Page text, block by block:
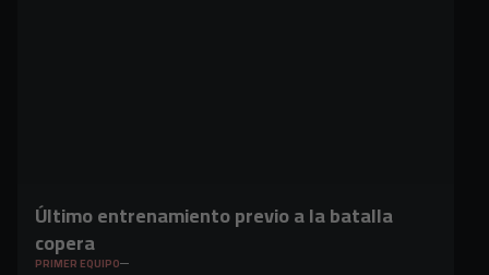
Último entrenamiento previo a la batalla
copera
PRIMER EQUIPO